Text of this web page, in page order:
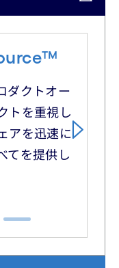
ダクトオー
トを重視し
アを迅速に
てを提供し